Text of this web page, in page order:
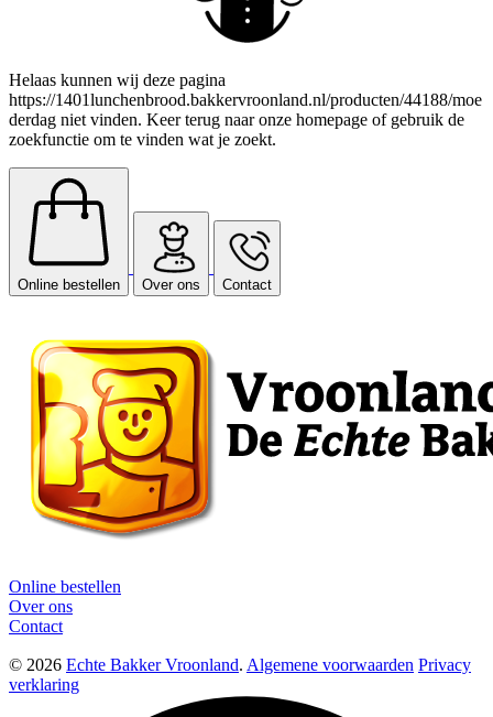
Helaas kunnen wij deze pagina
https://1401lunchenbrood.bakkervroonland.nl/producten/44188/moe
derdag niet vinden. Keer terug naar onze homepage of gebruik de
zoekfunctie om te vinden wat je zoekt.
Online bestellen Over ons Contact
Online bestellen
Over ons
Contact
© 2026 Echte Bakker Vroonland. Algemene voorwaarden Privacy
verklaring